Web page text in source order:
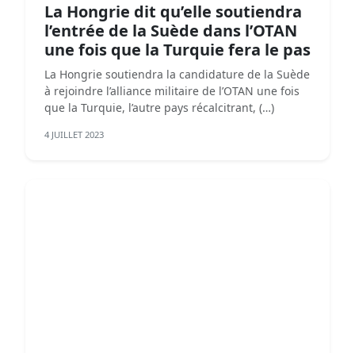
La Hongrie dit qu’elle soutiendra
l’entrée de la Suède dans l’OTAN
une fois que la Turquie fera le pas
La Hongrie soutiendra la candidature de la Suède
à rejoindre l’alliance militaire de l’OTAN une fois
que la Turquie, l’autre pays récalcitrant, (…)
4 JUILLET 2023